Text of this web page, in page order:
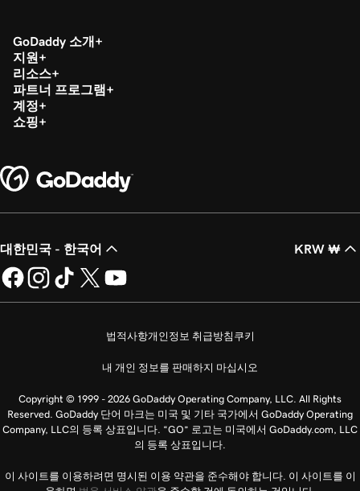
GoDaddy 소개
지원
리소스
파트너 프로그램
계정
쇼핑
대한민국 - 한국어 KRW ₩
법적사항개인정보 취급방침 쿠키
내 개인 정보를 판매하지 마십시오
Copyright © 1999 - 2026 GoDaddy Operating Company, LLC. All Rights
Reserved. GoDaddy 단어 마크는 미국 및 기타 국가에서 GoDaddy Operating
Company, LLC의 등록 상표입니다. “GO” 로고는 미국에서 GoDaddy.com, LLC
의 등록 상표입니다.
이 사이트를 이용하려면 명시된 이용 약관을 준수해야 합니다. 이 사이트를 이